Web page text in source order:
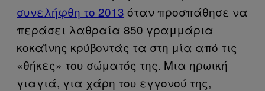
συνελήφθη το 2013 όταν προσπάθησε να
περάσει λαθραία 850 γραμμάρια
κοκαΐνης κρύβοντάς τα στη μία από τις
«θήκες» του σώματός της. Μια ηρωική
γιαγιά, για χάρη του εγγονού της,